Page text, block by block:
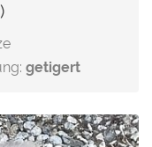
getigert